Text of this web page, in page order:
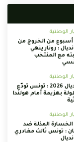
الوطنية
أسبوع من الخروج من
: رونار ينهي
مع المنتخب
الوطنية
مونديال 2026 : تونس تودّع
بهزيمة أمام هولندا
الوطنية
الخسارة المذلة ضد
: تونس ثالث مغادري